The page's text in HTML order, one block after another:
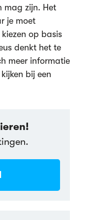
mag zijn. Het
je moet
op basis
denkt het te
meer informatie
bij een